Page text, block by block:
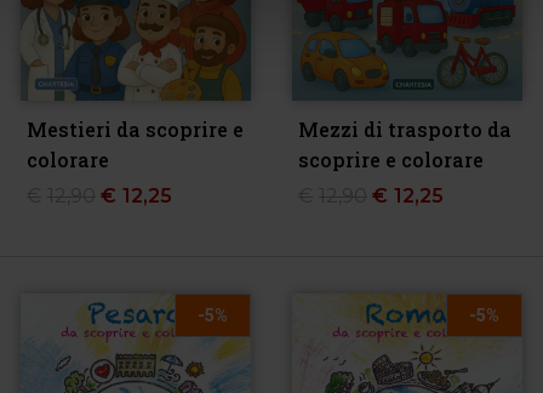
Mestieri da scoprire e
colorare
€ 12,25
Mezzi di trasporto da
scoprire e colorare
€ 12,25
-5% -5%